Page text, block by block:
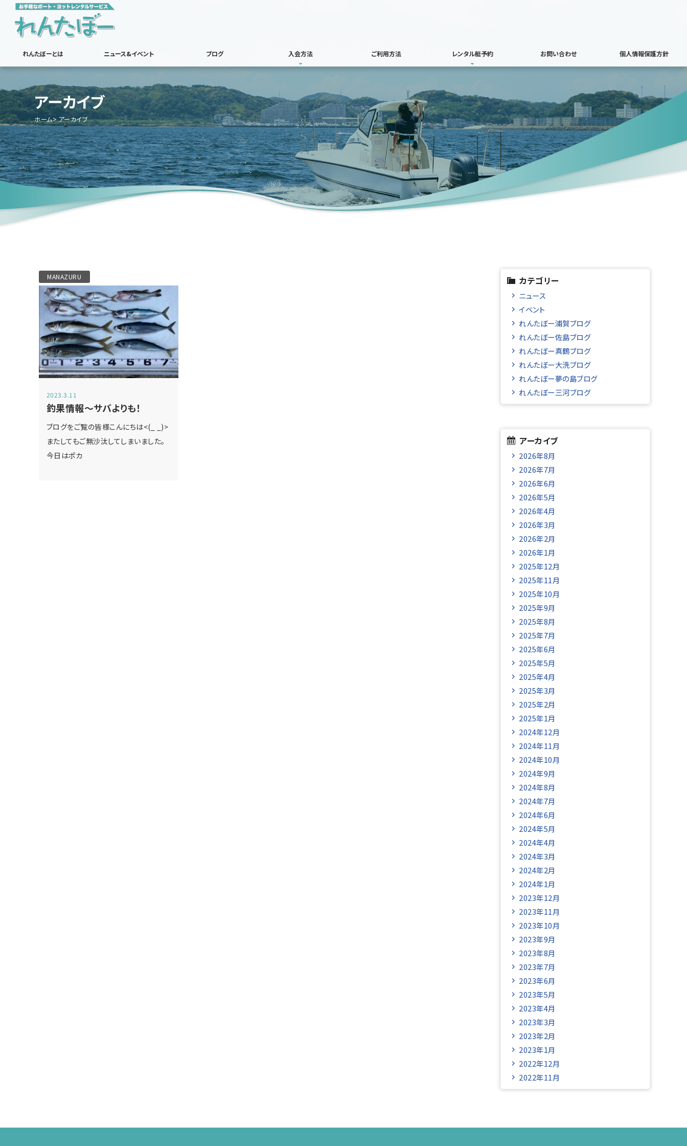
れんたぼーとは ニュース&イベント ブログ 入会方法 ご利用方法 レンタル艇予約 お問い合わせ 個人情報保護方針
アーカイブ
ホーム アーカイブ
MANAZURU
2023.3.11
釣果情報～サバよりも！
ブログをご覧の皆様こんにちは<(_ _)>
またしてもご無沙汰してしまいました。
今日はポカ
カテゴリー
ニュース
イベント
れんたぼー浦賀ブログ
れんたぼー佐島ブログ
れんたぼー真鶴ブログ
れんたぼー大洗ブログ
れんたぼー夢の島ブログ
れんたぼー三河ブログ
アーカイブ
2026年8月
2026年7月
2026年6月
2026年5月
2026年4月
2026年3月
2026年2月
2026年1月
2025年12月
2025年11月
2025年10月
2025年9月
2025年8月
2025年7月
2025年6月
2025年5月
2025年4月
2025年3月
2025年2月
2025年1月
2024年12月
2024年11月
2024年10月
2024年9月
2024年8月
2024年7月
2024年6月
2024年5月
2024年4月
2024年3月
2024年2月
2024年1月
2023年12月
2023年11月
2023年10月
2023年9月
2023年8月
2023年7月
2023年6月
2023年5月
2023年4月
2023年3月
2023年2月
2023年1月
2022年12月
2022年11月